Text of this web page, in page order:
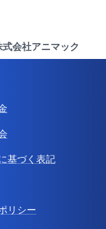
式会社アニマック
基づく表記
リシー